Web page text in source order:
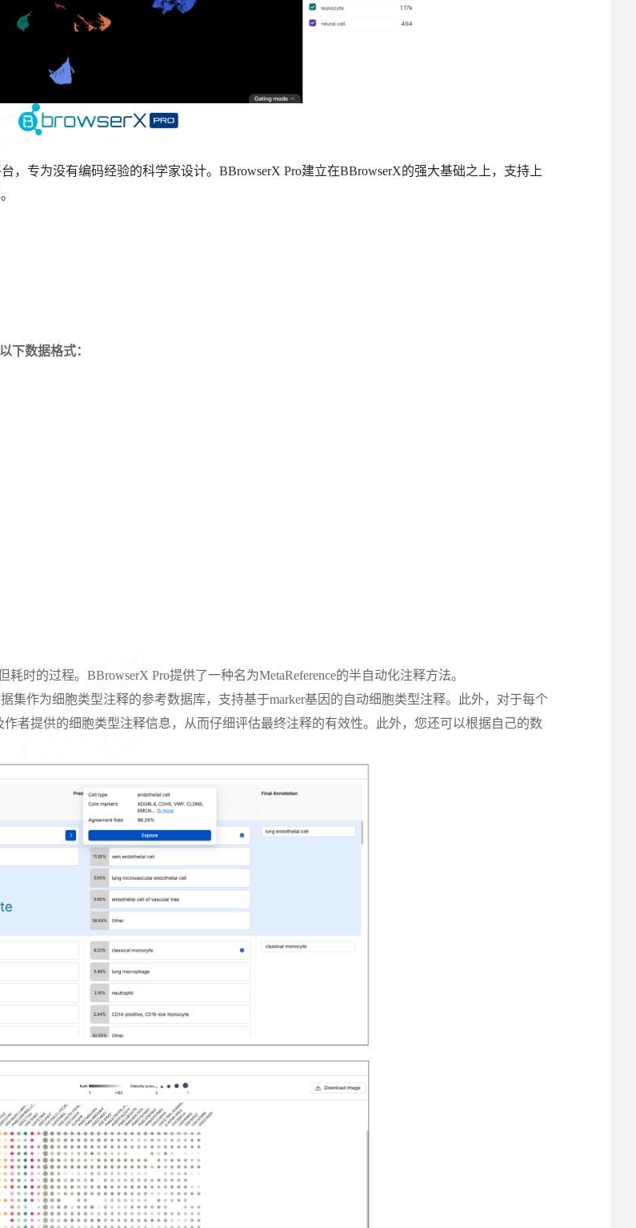
，专为没有编码经验的科学家设计。BBrowserX Pro建立在BBrowserX的强大基础之上，支持上
下数据格式：
时的过程。BBrowserX Pro提供了一种名为MetaReference的半自动化注释方法。
集作为细胞类型注释的参考数据库，支持基于marker基因的自动细胞类型注释。此外，对于每个
者提供的细胞类型注释信息，从而仔细评估最终注释的有效性。此外，您还可以根据自己的数